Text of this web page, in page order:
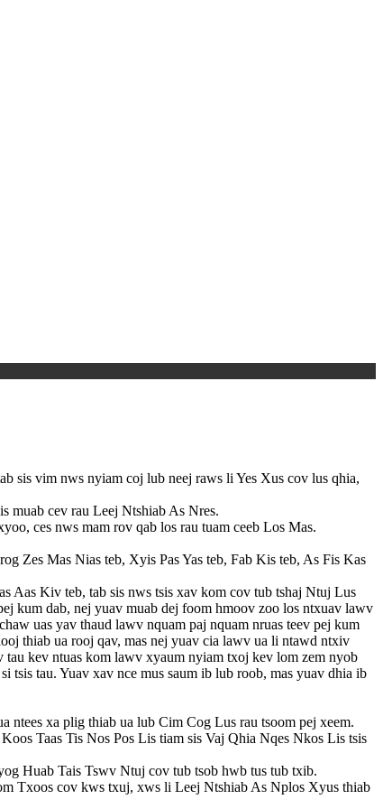
sis vim nws nyiam coj lub neej raws li Yes Xus cov lus qhia,
muab cev rau Leej Ntshiab As Nres.
ces nws mam rov qab los rau tuam ceeb Los Mas.
Zes Mas Nias teb, Xyis Pas Yas teb, Fab Kis teb, As Fis Kas
Aas Kiv teb, tab sis nws tsis xav kom cov tub tshaj Ntuj Lus
kum dab, nej yuav muab dej foom hmoov zoo los ntxuav lawv
uas yav thaud lawv nquam paj nquam nruas teev pej kum
thiab ua rooj qav, mas nej yuav cia lawv ua li ntawd ntxiv
kev ntuas kom lawv xyaum nyiam txoj kev lom zem nyob
tau. Yuav xav nce mus saum ib lub roob, mas yuav dhia ib
xa plig thiab ua lub Cim Cog Lus rau tsoom pej xeem.
Taas Tis Nos Pos Lis tiam sis Vaj Qhia Nqes Nkos Lis tsis
Huab Tais Tswv Ntuj cov tub tsob hwb tus tub txib.
Txoos cov kws txuj, xws li Leej Ntshiab As Nplos Xyus thiab